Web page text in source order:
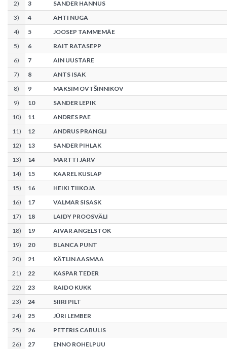
2) 3
SANDER HANNUS
3) 4
AHTI NUGA
4) 5
JOOSEP TAMMEMÄE
5) 6
RAIT RATASEPP
6) 7
AIN UUSTARE
7) 8
ANTS ISAK
8) 9
MAKSIM OVTŠINNIKOV
9) 10
SANDER LEPIK
10) 11
ANDRES PAE
11) 12
ANDRUS PRANGLI
12) 13
SANDER PIHLAK
13) 14
MARTTI JÄRV
14) 15
KAAREL KUSLAP
15) 16
HEIKI TIIKOJA
16) 17
VALMAR SISASK
17) 18
LAIDY PROOSVÄLI
18) 19
AIVAR ANGELSTOK
19) 20
BLANCA PUNT
20) 21
KÄTLIN AASMAA
21) 22
KASPAR TEDER
22) 23
RAIDO KUKK
23) 24
SIIRI PILT
24) 25
JÜRI LEMBER
25) 26
PETERIS CABULIS
26) 27
ENNO ROHELPUU